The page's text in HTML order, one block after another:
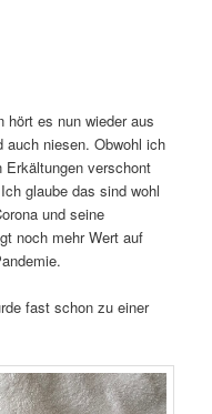
hört es nun wieder aus
niesen. Obwohl ich
verschont
glaube das sind wohl
und seine
noch mehr Wert auf
fast schon zu einer